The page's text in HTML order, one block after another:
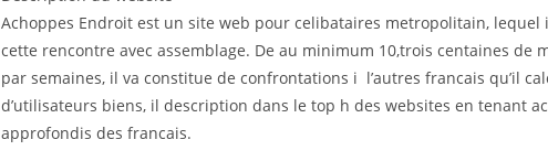
Achoppes Endroit est un site web pour celibataires metropolitain,
cette rencontre avec assemblage. De au minimum 10,trois centaines de
par semaines, il va constitue de confrontations i l’autres francais qu’il
d’utilisateurs biens, il description dans le top h des websites en tenant
approfondis des francais.